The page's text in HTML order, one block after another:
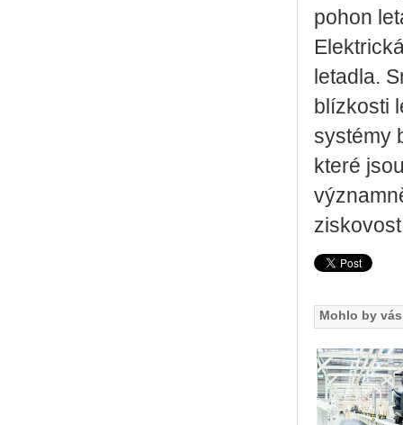
pohon
letadla.
blízkosti
systémy
které
Mohlo by